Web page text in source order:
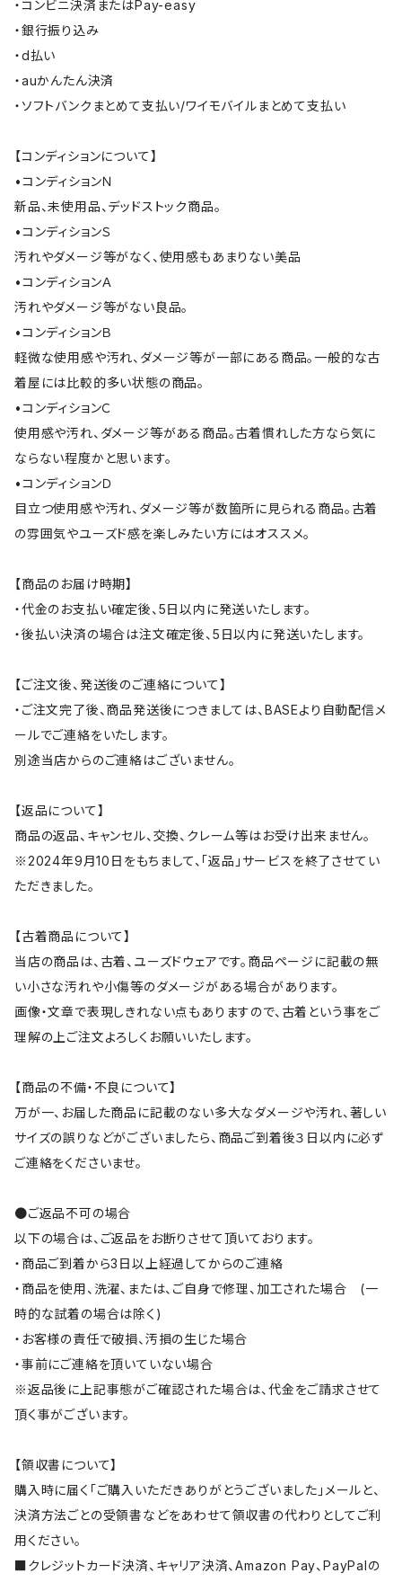
・コンビニ決済またはPay-easy
・銀行振り込み
・d払い
・auかんたん決済
・ソフトバンクまとめて支払い/ワイモバイルまとめて支払い
【コンディションについて】
•コンディションＮ
新品、未使用品、デッドストック商品。
•コンディションＳ
汚れやダメージ等がなく、使用感もあまりない美品
•コンディションＡ
汚れやダメージ等がない良品。
•コンディションＢ
軽微な使用感や汚れ、ダメージ等が一部にある商品。一般的な古
着屋には比較的多い状態の商品。
•コンディションＣ
使用感や汚れ、ダメージ等がある商品。古着慣れした方なら気に
ならない程度かと思います。
•コンディションＤ
目立つ使用感や汚れ、ダメージ等が数箇所に見られる商品。古着
の雰囲気やユーズド感を楽しみたい方にはオススメ。
【商品のお届け時期】
・代金のお支払い確定後、5日以内に発送いたします。
・後払い決済の場合は注文確定後、5日以内に発送いたします。
【ご注文後、発送後のご連絡について】
・ご注文完了後、商品発送後につきましては、BASEより自動配信メ
ールでご連絡をいたします。
別途当店からのご連絡はございません。
【返品について】
商品の返品、キャンセル、交換、クレーム等はお受け出来ません。
※2024年9月10日をもちまして、「返品」サービスを終了させてい
ただきました。
【古着商品について】
当店の商品は、古着、ユーズドウェアです。商品ページに記載の無
い小さな汚れや小傷等のダメージがある場合があります。
画像・文章で表現しきれない点もありますので、古着という事をご
理解の上ご注文よろしくお願いいたします。
【商品の不備・不良について】
万が一、お届した商品に記載のない多大なダメージや汚れ、著しい
サイズの誤りなどがございましたら、商品ご到着後３日以内に必ず
ご連絡をくださいませ。
●ご返品不可の場合
以下の場合は、ご返品をお断りさせて頂いております。
・商品ご到着から3日以上経過してからのご連絡
・商品を使用、洗濯、または、ご自身で修理、加工された場合 (一
時的な試着の場合は除く)
・お客様の責任で破損、汚損の生じた場合
・事前にご連絡を頂いていない場合
※返品後に上記事態がご確認された場合は、代金をご請求させて
頂く事がございます。
【領収書について】
購入時に届く「ご購入いただきありがとうございました」メールと、
決済方法ごとの受領書などをあわせて領収書の代わりとしてご利
用ください。
■クレジットカード決済、キャリア決済、Amazon Pay、PayPalの